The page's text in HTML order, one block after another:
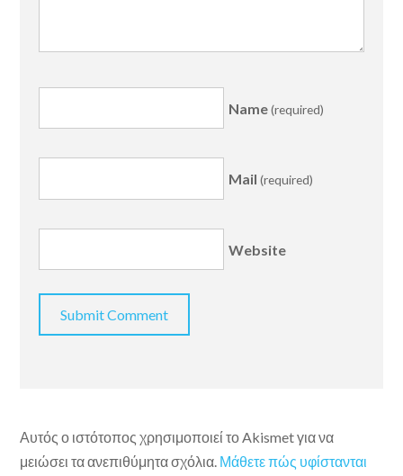
Name(required)
Mail (required)
Website
Αυτός ο ιστότοπος χρησιμοποιεί το Akismet για να
μειώσει τα ανεπιθύμητα σχόλια. Μάθετε πώς υφίστανται